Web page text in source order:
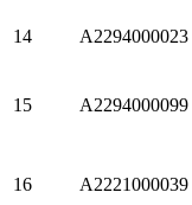
14 A2294000023
15 A2294000099
16 A2221000039